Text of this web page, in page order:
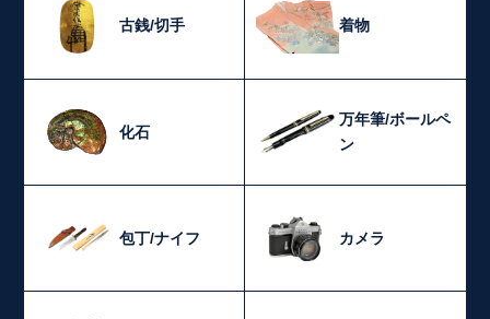
古銭/切手 着物
化石
万年筆/ボールペ
ン
包丁/ナイフ カメラ